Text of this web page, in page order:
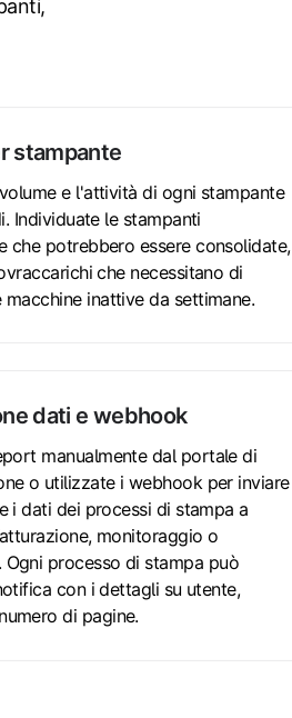
stampante
e l'attività di ogni stampante
Individuate le stampanti
che potrebbero essere consolidate,
che necessitano di
inattive da settimane.
dati e webhook
manualmente dal portale di
o utilizzate i webhook per inviare
i dati dei processi di stampa a
monitoraggio o
Ogni processo di stampa può
con i dettagli su utente,
di pagine.